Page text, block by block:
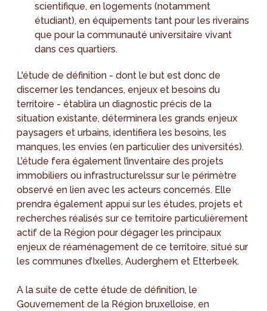
scientifique, en logements (notamment
étudiant), en équipements tant pour les riverains
que pour la communauté universitaire vivant
dans ces quartiers.
L'étude de définition - dont le but est donc de
discerner les tendances, enjeux et besoins du
territoire - établira un diagnostic précis de la
situation existante, déterminera les grands enjeux
paysagers et urbains, identifiera les besoins, les
manques, les envies (en particulier des universités).
L’étude fera également l’inventaire des projets
immobiliers ou infrastructurelssur sur le périmètre
observé en lien avec les acteurs concernés. Elle
prendra également appui sur les études, projets et
recherches réalisés sur ce territoire particulièrement
actif de la Région pour dégager les principaux
enjeux de réaménagement de ce territoire, situé sur
les communes d’Ixelles, Auderghem et Etterbeek.
A la suite de cette étude de définition, le
Gouvernement de la Région bruxelloise, en